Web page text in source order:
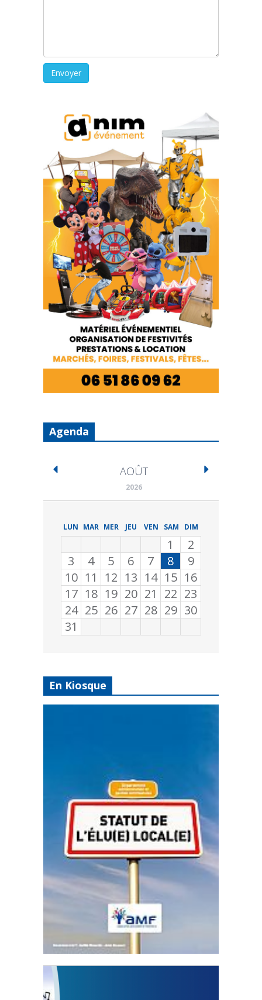
Agenda
AOÛT
2026
LUN MAR MER JEU VEN SAM DIM
1
2
3
4 5 6 7 8
9
10 11 12 13 14 15 16
17 18 19 20 21 22 23
24 25 26 27 28 29 30
31
En Kiosque
Statut de l’élu local
3 avril 2024